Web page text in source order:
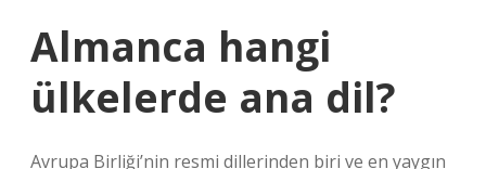
Almanca hangi
ülkelerde ana dil?
Avrupa Birliği’nin resmi dillerinden biri ve en yaygın